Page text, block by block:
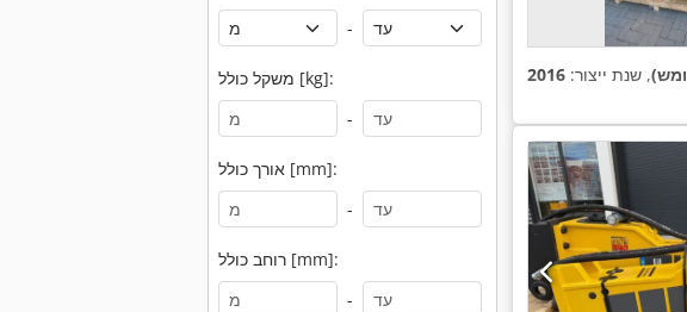
-
משקל כולל [kg]:
-
אורך כולל [mm]:
-
רוחב כולל [mm]:
-
, שנת ייצור: 2016